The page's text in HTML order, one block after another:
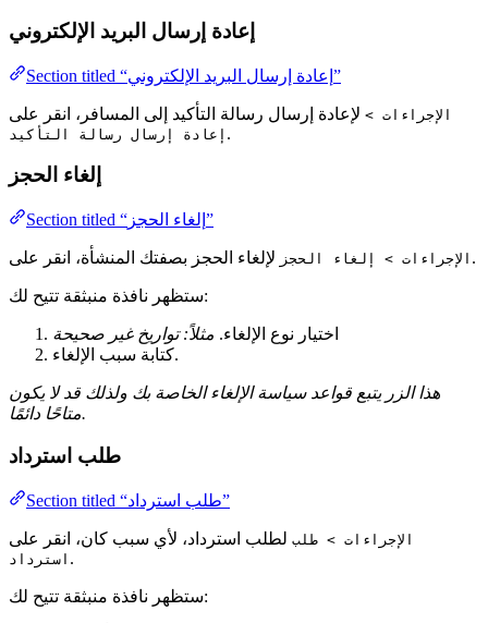
إعادة إرسال البريد الإلكتروني
Section titled “إعادة إرسال البريد الإلكتروني”
الإجراءات >
إعادة إرسال رسالة التأكيد .
إلغاء الحجز
Section titled “إلغاء الحجز”
الإجراءات > إلغاء الحجز .
ستظهر نافذة منبثقة تتيح لك:
اختيار نوع الإلغاء. مثلاً: تواريخ غير صحيحة
كتابة سبب الإلغاء.
هذا الزر يتبع قواعد سياسة الإلغاء الخاصة بك ولذلك قد لا يكون
متاحًا دائمًا.
طلب استرداد
Section titled “طلب استرداد”
الإجراءات > طلب
استرداد .
ستظهر نافذة منبثقة تتيح لك: